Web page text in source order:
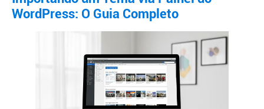
WordPress: O Guia Completo